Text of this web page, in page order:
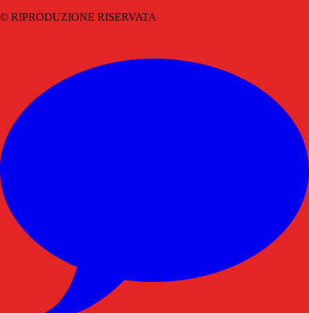
© RIPRODUZIONE RISERVATA